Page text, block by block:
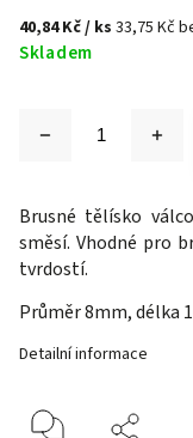
40,84 Kč/ ks 33,75 Kč
Skladem
Brusné tělísko
směsí. Vhodné pro
tvrdostí.
Průměr 8mm, délka
Detailní informace